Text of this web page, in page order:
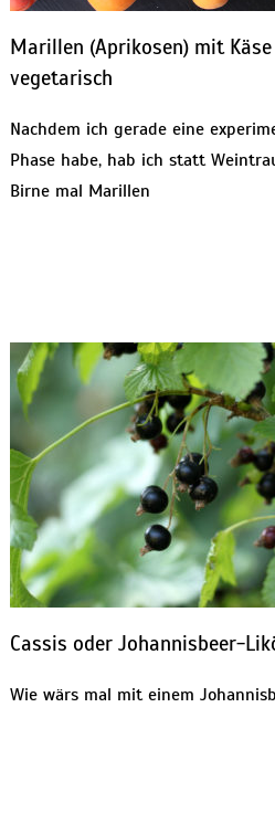
Marillen (Aprikosen) mit Käse
vegetarisch
Nachdem ich gerade eine
Phase habe, hab ich statt
Birne mal Marillen
Cassis oder Johannisbeer-
Wie wärs mal mit einem